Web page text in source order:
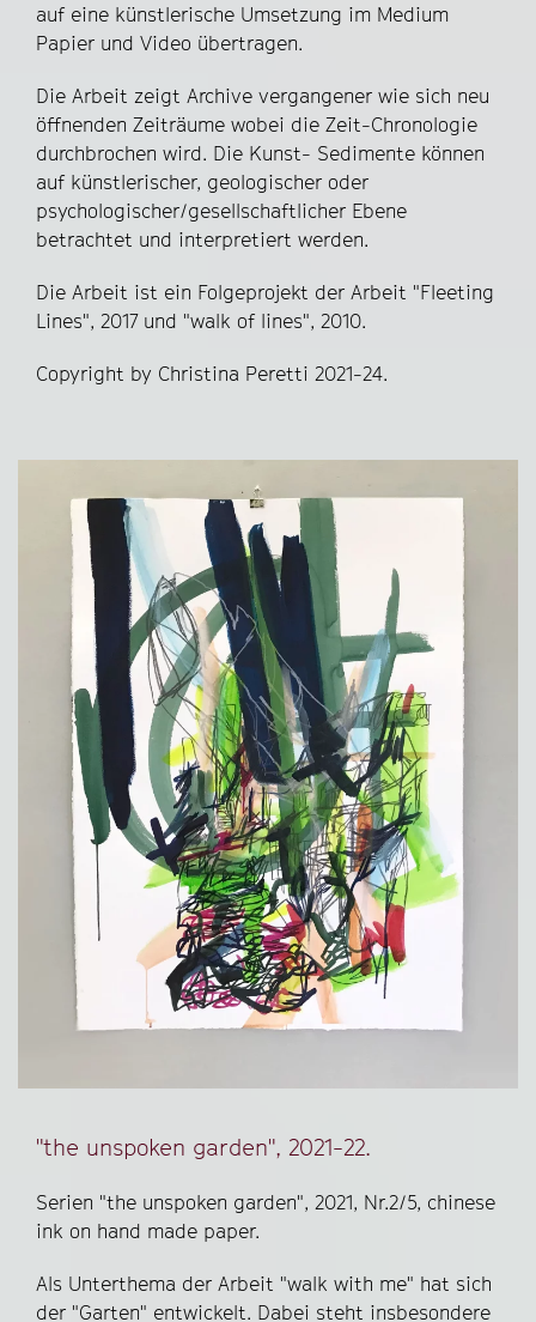
auf eine künstlerische Umsetzung im Medium
Papier und Video übertragen.
Die Arbeit zeigt Archive vergangener wie sich neu
öffnenden Zeiträume wobei die Zeit-Chronologie
durchbrochen wird. Die Kunst- Sedimente können
auf künstlerischer, geologischer oder
psychologischer/gesellschaftlicher Ebene
betrachtet und interpretiert werden.
Die Arbeit ist ein Folgeprojekt der Arbeit "Fleeting
Lines", 2017 und "walk of lines", 2010.
Copyright by Christina Peretti 2021-24.
"the unspoken garden", 2021-22.
Serien "the unspoken garden", 2021, Nr.2/5, chinese
ink on hand made paper.
Als Unterthema der Arbeit "walk with me" hat sich
der "Garten" entwickelt. Dabei steht insbesondere